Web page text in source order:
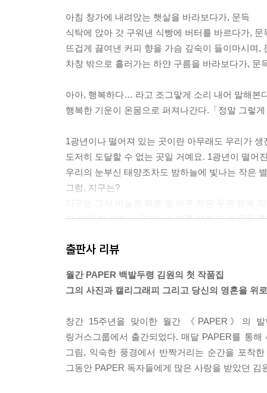
아침 창가에 내려앉는 햇살을 바라보다가, 문득
식탁에 앉아 갓 구워낸 식빵에 버터를 바르다가, 문
뜨겁게 끓여낸 커피 향을 가슴 깊숙이 들이마시며,
차창 밖으로 흘러가는 하얀 구름을 바라보다가, 문
아아, 행복하다… 라고 조그맣게 소리 내어 말해본
행복한 기운이 온몸으로 퍼져나간다.「정말 그렇
1광년이나 떨어져 있는 곳이란 아무래도 우리가 생
도저히 도달할 수 없는 곳일 거예요. 1광년이 떨어
우리의 눈부신 태양조차도 밤하늘에 빛나는 작은
그럼, 지구는?
그 작은 점 위에서 우리는 노래를 부르고, 눈물을
그리고 아주 가끔씩 밤하늘의 별들을 바라보며 살
삶이 그대를 속일지라도, 슬퍼하거나 노여워하지
약속시간보다 일찍 나가 친구를 기다리는 것.
연인을 위해 맛있는 음식을 만들며 콧노래를 부르
아무리 큰 실수를 저질렀더라도, 결코 좌절하지 않
시외버스를 타고, 한 번도 가본 적이 없는 동네엘
출판사 리뷰
월간 PAPER 백발두령 김원의 첫 작품집
그의 사진과 캘리그래피 그리고 당신의 영혼을 위
창간 15주년을 맞이한 월간 《PAPER》의
링거스그룹에서 출간되었다. 매달 PAPER를 통
그림, 익숙한 풍경에서 반짝거리는 순간을 포착
그동안 PAPER 독자들에게 많은 사랑을 받았던